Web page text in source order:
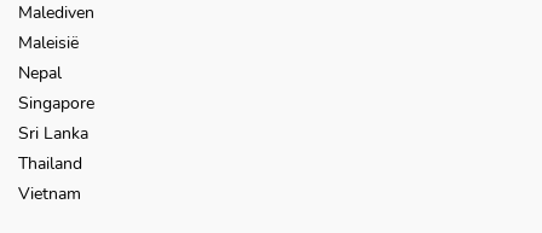
Malediven
Maleisië
Nepal
Singapore
Sri Lanka
Thailand
Vietnam